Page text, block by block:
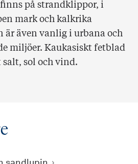
på strandklippor, i
mark och kalkrika
är även vanlig i urbana och
miljöer. Kaukasiskt fetblad
sol och vind.